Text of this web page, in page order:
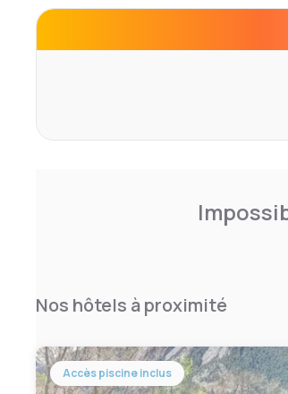
Nos hôtels à proximité
Accès piscine inclus